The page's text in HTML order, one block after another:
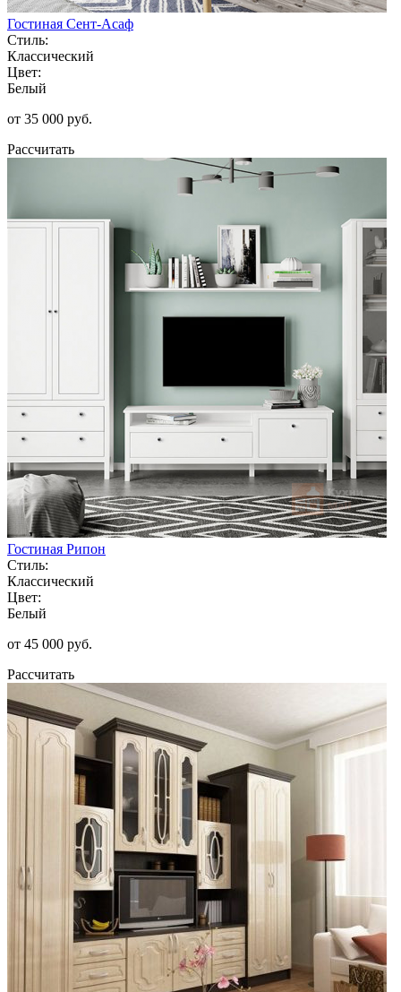
Гостиная Сент-Асаф
Стиль:
Классический
Цвет:
Белый
от 35 000 руб.
Рассчитать
Гостиная Рипон
Стиль:
Классический
Цвет:
Белый
от 45 000 руб.
Рассчитать